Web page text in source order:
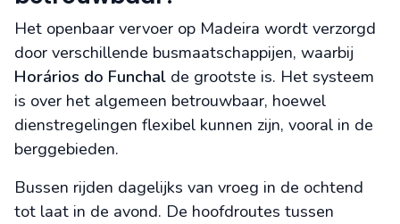
Het openbaar vervoer op Madeira wordt verzorgd
door verschillende busmaatschappijen, waarbij
Horários do Funchal de grootste is. Het systeem
is over het algemeen betrouwbaar, hoewel
dienstregelingen flexibel kunnen zijn, vooral in de
berggebieden.
Bussen rijden dagelijks van vroeg in de ochtend
tot laat in de avond. De hoofdroutes tussen